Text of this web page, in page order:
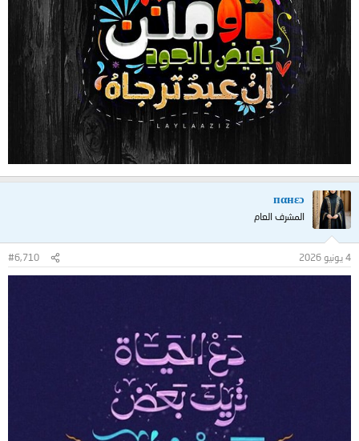
пαнεɔ
المشرف العام
4 يونيو 2026 #6,710